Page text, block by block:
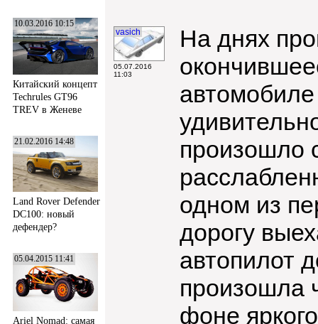
10.03.2016 10:15
Китайский концепт
Techrules GT96
TREV в Женеве
21.02.2016 14:48
Land Rover Defender
DC100: новый
дефендер?
05.04.2015 11:41
Ariel Nomad: самая
vasich
05.07.2016
11:03
На днях
произошло
одном из
дорогу
автопилот
произошла
фоне